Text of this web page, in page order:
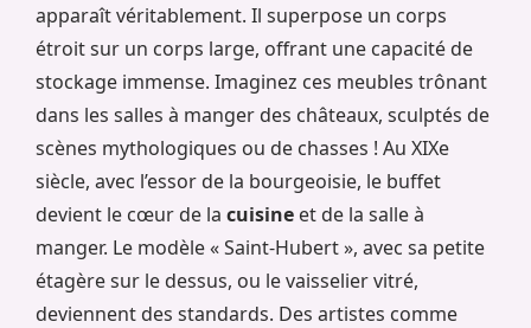
apparaît véritablement. Il superpose un corps
étroit sur un corps large, offrant une capacité de
stockage immense. Imaginez ces meubles trônant
dans les salles à manger des châteaux, sculptés de
scènes mythologiques ou de chasses ! Au XIXe
siècle, avec l’essor de la bourgeoisie, le buffet
devient le cœur de la cuisine et de la salle à
manger. Le modèle « Saint-Hubert », avec sa petite
étagère sur le dessus, ou le vaisselier vitré,
deviennent des standards. Des artistes comme